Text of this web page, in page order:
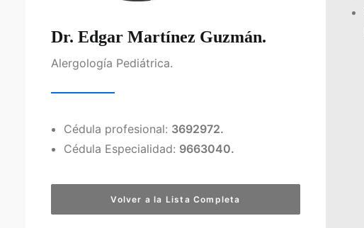
Dr. Edgar Martínez Guzmán.
Alergología Pediátrica.
Cédula profesional: 3692972.
Cédula Especialidad: 9663040.
Volver a la Lista Completa